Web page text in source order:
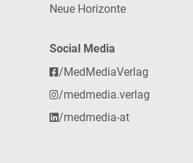
Neue Horizonte
Social Media
/MedMediaVerlag
/medmedia.verlag
/medmedia-at